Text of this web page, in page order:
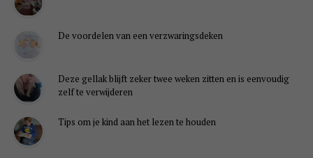
De voordelen van een verzwaringsdeken
Deze gellak blijft zeker twee weken zitten en is eenvoudig
zelf te verwijderen
Tips om je kind aan het lezen te houden